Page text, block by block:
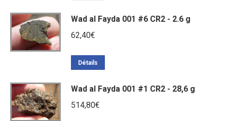
67,20€. 45,00€.
Wad al Fayda 001 #6 CR2 - 2.6 g
62,40€
Détails
Wad al Fayda 001 #1 CR2 - 28,6 g
514,80€